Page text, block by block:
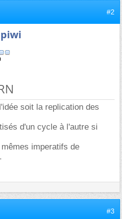
#2
piwi
soit la replication des
d'un cycle à l'autre si
imperatifs de
#3